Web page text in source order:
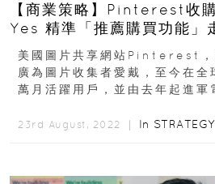
【商業策略】Pinterest收
Yes 精準「推薦購買功能
美國圖片共享網站Pinterest，
廣為圖片收集者愛戴，至今在
萬月活躍用戶，並由去年起進軍
23rd August, 2022 ｜ In STRATEGY